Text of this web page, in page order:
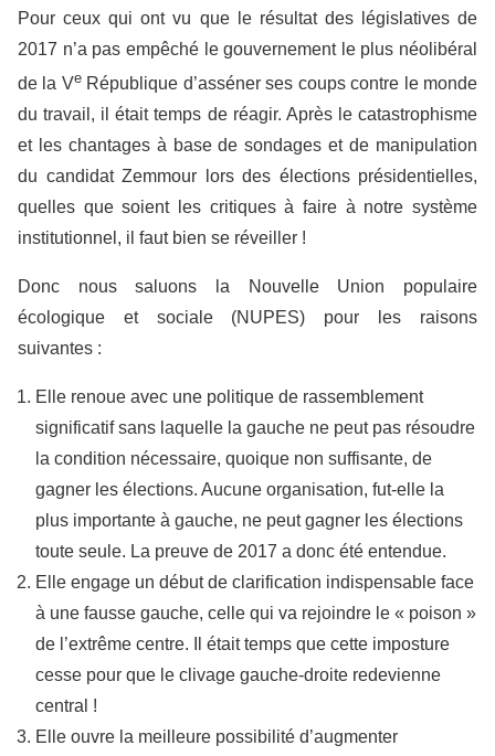
Pour ceux qui ont vu que le résultat des législatives de
2017 n’a pas empêché le gouvernement le plus néolibéral
de la VeRépublique d’asséner ses coups contre le monde
du travail, il était temps de réagir. Après le catastrophisme
et les chantages à base de sondages et de manipulation
du candidat Zemmour lors des élections présidentielles,
quelles que soient les critiques à faire à notre système
institutionnel, il faut bien se réveiller !
Donc nous saluons la Nouvelle Union populaire
écologique et sociale (NUPES) pour les raisons
suivantes :
Elle renoue avec une politique de rassemblement
significatif sans laquelle la gauche ne peut pas résoudre
la condition nécessaire, quoique non suffisante, de
gagner les élections. Aucune organisation, fut-elle la
plus importante à gauche, ne peut gagner les élections
toute seule. La preuve de 2017 a donc été entendue.
Elle engage un début de clarification indispensable face
à une fausse gauche, celle qui va rejoindre le « poison »
de l’extrême centre. Il était temps que cette imposture
cesse pour que le clivage gauche-droite redevienne
central !
Elle ouvre la meilleure possibilité d’augmenter